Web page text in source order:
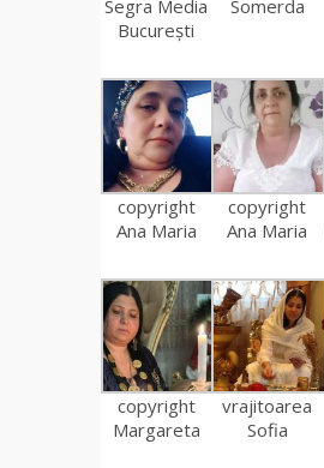
Segra Media
București
Somerda
copyright
Ana Maria
copyright
Ana Maria
copyright
Margareta
vrajitoarea
Sofia